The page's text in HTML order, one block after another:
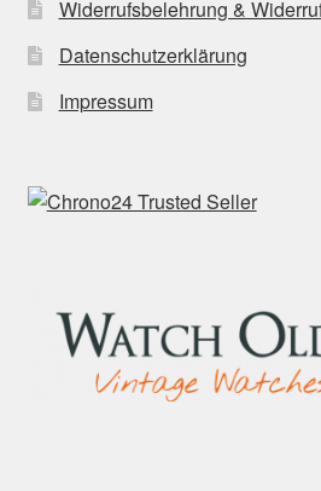
Widerrufsbelehrung &
Datenschutzerklärung
Impressum